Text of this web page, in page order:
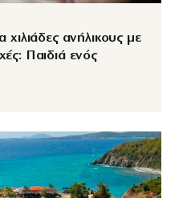
χιλιάδες ανήλικους με
Παιδιά ενός